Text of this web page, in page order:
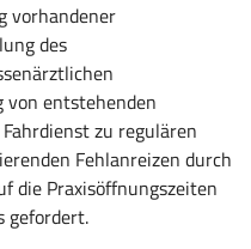
vorhandener
des
von entstehenden
zu regulären
Fehlanreizen durch
die Praxisöffnungszeiten
gefordert.